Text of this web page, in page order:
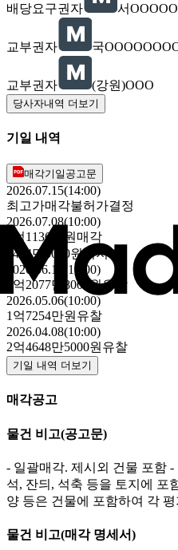
배당요구권자 서
교부권자 국
교부권자 (강원)OOO
당사자내역 더보기
기일 내역
매각기일공고문
2026.07.15(14:00)
최고가매각불허가결정
2026.07.08(10:00)
1억1136만원 매각
8454만5000원최저가
2026.06.10(10:00)
1억2077만8000원유찰
2026.05.06(10:00)
1억7254만원 유찰
2026.04.08(10:00)
2억4648만5000원 유찰
기일 내역 더보기
매각공고
물건 비고(공고문)
- 일괄매각. 제시외 건물 포함
석, 잔듸, 석축 등을 토지에 포
양 등은 건물에 포함하여 각
물건 비고(매각 명세서)